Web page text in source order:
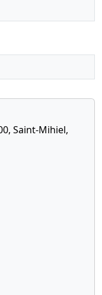
Saint-Mihiel,